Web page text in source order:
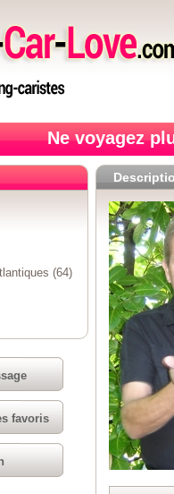
Ne voyagez
(64)
favoris